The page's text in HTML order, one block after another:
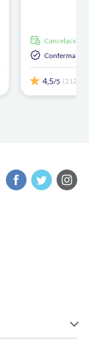
cancelación
Conferma
4,5/5 (212)